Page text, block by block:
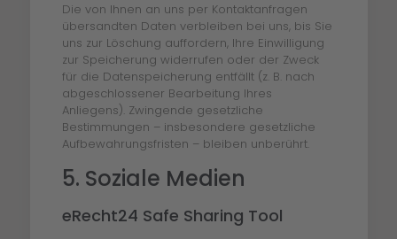
Die von Ihnen an uns per Kontaktanfragen
übersandten Daten verbleiben bei uns, bis Sie
uns zur Löschung auffordern, Ihre Einwilligung
zur Speicherung widerrufen oder der Zweck
für die Datenspeicherung entfällt (z. B. nach
abgeschlossener Bearbeitung Ihres
Anliegens). Zwingende gesetzliche
Bestimmungen – insbesondere gesetzliche
Aufbewahrungsfristen – bleiben unberührt.
5. Soziale Medien
eRecht24 Safe Sharing Tool